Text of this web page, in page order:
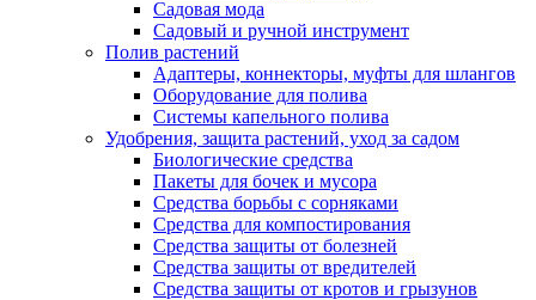
Садовая мода
Садовый и ручной инструмент
Полив растений
Адаптеры, коннекторы, муфты для шлангов
Оборудование для полива
Системы капельного полива
Удобрения, защита растений, уход за садом
Биологические средства
Пакеты для бочек и мусора
Средства борьбы с сорняками
Средства для компостирования
Средства защиты от болезней
Средства защиты от вредителей
Средства защиты от кротов и грызунов